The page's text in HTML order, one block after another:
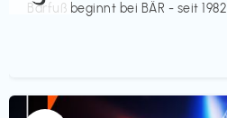
Barfuß beginnt bei BÄR - seit 1982